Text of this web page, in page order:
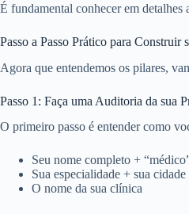
É fundamental conhecer em detalhes
Passo a Passo Prático para Construir
Agora que entendemos os pilares,
Passo 1: Faça uma Auditoria da sua
O primeiro passo é entender como
Seu nome completo +
Sua especialidade + sua
O nome da sua clínica